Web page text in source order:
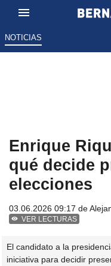
NOTICIAS
Enrique
qué decide
elecciones
03.06.2026 09:17 de
VER LECTURAS
El candidato a la
iniciativa para decidir